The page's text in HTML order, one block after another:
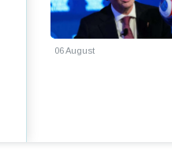
06 August